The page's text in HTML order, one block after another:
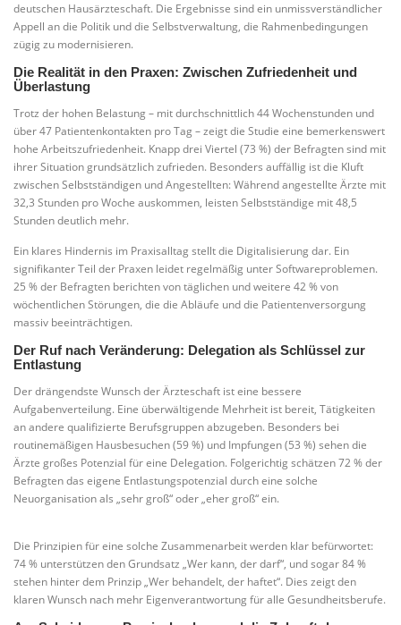
deutschen Hausärzteschaft. Die Ergebnisse sind ein unmissverständlicher
Appell an die Politik und die Selbstverwaltung, die Rahmenbedingungen
zügig zu modernisieren.
Die Realität in den Praxen: Zwischen Zufriedenheit und
Überlastung
Trotz der hohen Belastung – mit durchschnittlich 44 Wochenstunden und
über 47 Patientenkontakten pro Tag – zeigt die Studie eine bemerkenswert
hohe Arbeitszufriedenheit. Knapp drei Viertel (73 %) der Befragten sind mit
ihrer Situation grundsätzlich zufrieden. Besonders auffällig ist die Kluft
zwischen Selbstständigen und Angestellten: Während angestellte Ärzte mit
32,3 Stunden pro Woche auskommen, leisten Selbstständige mit 48,5
Stunden deutlich mehr.
Ein klares Hindernis im Praxisalltag stellt die Digitalisierung dar. Ein
signifikanter Teil der Praxen leidet regelmäßig unter Softwareproblemen.
25 % der Befragten berichten von täglichen und weitere 42 % von
wöchentlichen Störungen, die die Abläufe und die Patientenversorgung
massiv beeinträchtigen.
Der Ruf nach Veränderung: Delegation als Schlüssel zur
Entlastung
Der drängendste Wunsch der Ärzteschaft ist eine bessere
Aufgabenverteilung. Eine überwältigende Mehrheit ist bereit, Tätigkeiten
an andere qualifizierte Berufsgruppen abzugeben. Besonders bei
routinemäßigen Hausbesuchen (59 %) und Impfungen (53 %) sehen die
Ärzte großes Potenzial für eine Delegation. Folgerichtig schätzen 72 % der
Befragten das eigene Entlastungspotenzial durch eine solche
Neuorganisation als „sehr groß“ oder „eher groß“ ein.
Die Prinzipien für eine solche Zusammenarbeit werden klar befürwortet:
74 % unterstützen den Grundsatz „Wer kann, der darf“, und sogar 84 %
stehen hinter dem Prinzip „Wer behandelt, der haftet“. Dies zeigt den
klaren Wunsch nach mehr Eigenverantwortung für alle Gesundheitsberufe.